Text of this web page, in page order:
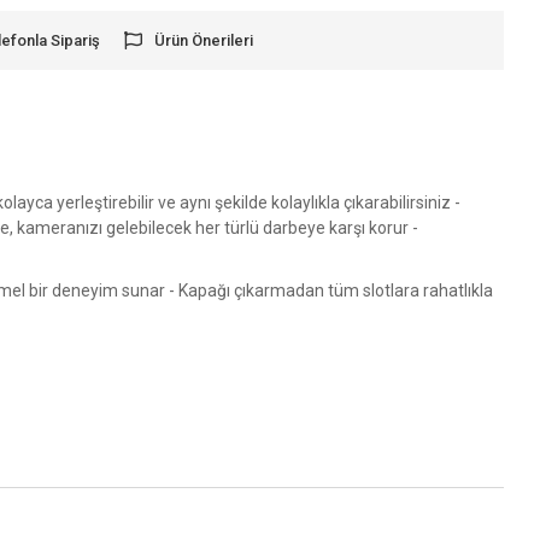
Sipariş Ürün Önerileri
yerleştirebilir ve aynı şekilde kolaylıkla çıkarabilirsiniz -
kameranızı gelebilecek her türlü darbeye karşı korur -
bir deneyim sunar - Kapağı çıkarmadan tüm slotlara rahatlıkla